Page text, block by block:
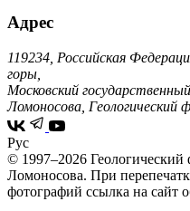
Адрес
119234, Российская
горы,
Московский
Ломоносова, Геологический
Рус
© 1997–2026
Ломоносова. При
фотографий ссылка на сайт